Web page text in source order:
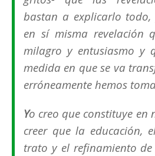
bastan a explicarlo
en sí misma revelación
milagro y entusiasmo y
medida en que se va
erróneamente hemos
Yo creo que constituye en
creer que la educación,
trato y el refinamiento de